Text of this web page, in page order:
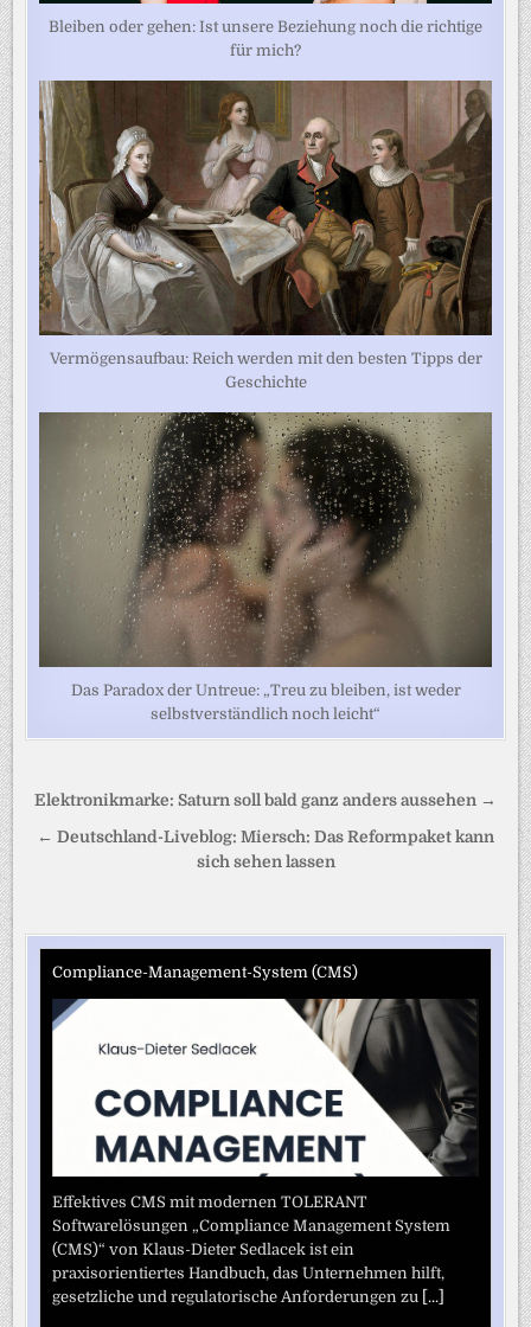
Bleiben oder gehen: Ist unsere Beziehung noch die richtige
für mich?
Vermögensaufbau: Reich werden mit den besten Tipps der
Geschichte
Das Paradox der Untreue: „Treu zu bleiben, ist weder
selbstverständlich noch leicht“
Beitragsnavigation
Elektronikmarke: Saturn soll bald ganz anders aussehen →
← Deutschland-Liveblog: Miersch: Das Reformpaket kann
sich sehen lassen
Compliance-Management-System (CMS)
Effektives CMS mit modernen TOLERANT
Softwarelösungen „Compliance Management System
(CMS)“ von Klaus-Dieter Sedlacek ist ein
praxisorientiertes Handbuch, das Unternehmen hilft,
gesetzliche und regulatorische Anforderungen zu [...]